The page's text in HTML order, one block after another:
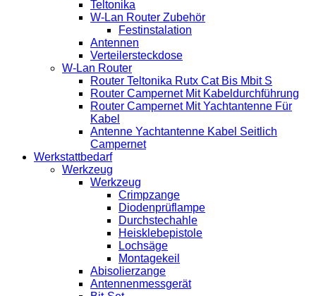
Teltonika
W-Lan Router Zubehör
Festinstalation
Antennen
Verteilersteckdose
W-Lan Router
Router Teltonika Rutx Cat Bis Mbit S
Router Campernet Mit Kabeldurchführung
Router Campernet Mit Yachtantenne Für
Kabel
Antenne Yachtantenne Kabel Seitlich
Campernet
Werkstattbedarf
Werkzeug
Werkzeug
Crimpzange
Diodenprüflampe
Durchstechahle
Heisklebepistole
Lochsäge
Montagekeil
Abisolierzange
Antennenmessgerät